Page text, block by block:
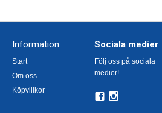
Information
Start
Om oss
Köpvillkor
Sociala medier
Följ oss på sociala
medier!